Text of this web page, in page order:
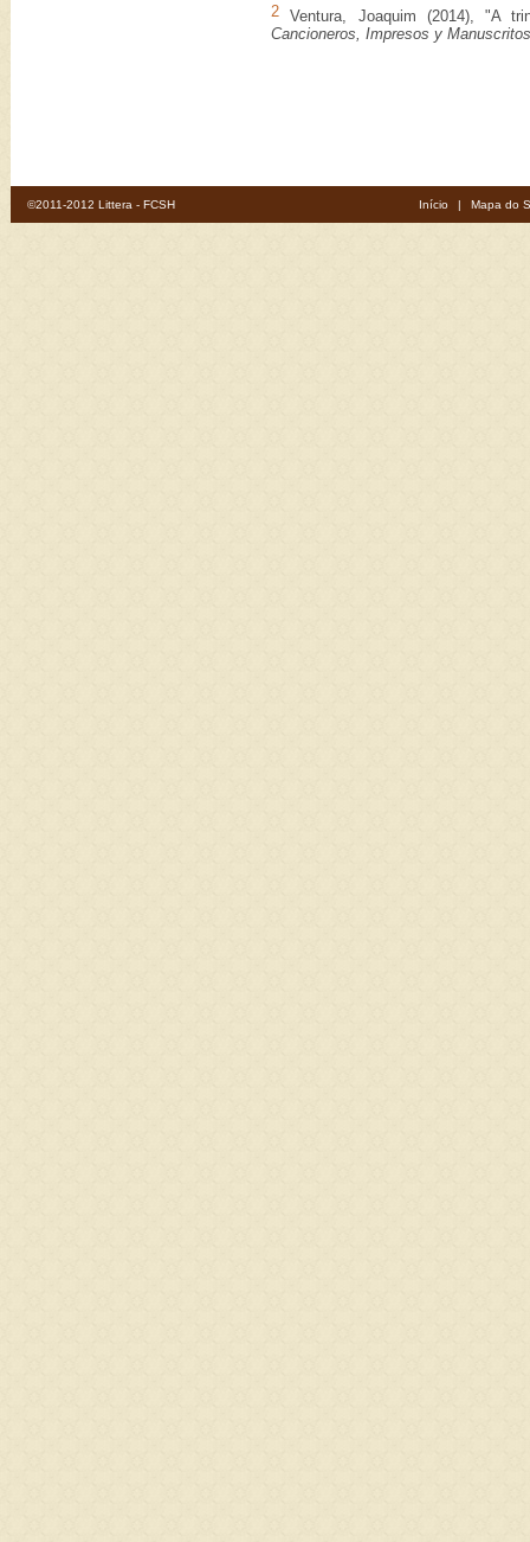
2 Ventura, Joaquim (2014), "A
Cancioneros, Impresos y Manuscritos
©2011-2012 Littera - FCSH Início | Mapa do